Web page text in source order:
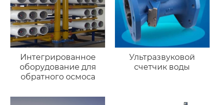
Интегрированное
оборудование для
обратного осмоса
Ультразвуковой
счетчик воды